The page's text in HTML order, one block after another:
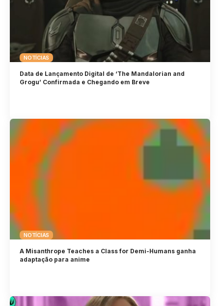
NOTÍCIAS
Data de Lançamento Digital de ‘The Mandalorian and
Grogu’ Confirmada e Chegando em Breve
NOTÍCIAS
A Misanthrope Teaches a Class for Demi-Humans ganha
adaptação para anime